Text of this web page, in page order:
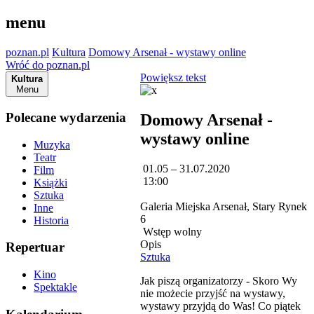
menu
poznan.pl Kultura Domowy Arsenał - wystawy online
Wróć do poznan.pl
Kultura
Menu
Polecane wydarzenia
Muzyka
Teatr
Film
Książki
Sztuka
Inne
Historia
Repertuar
Kino
Spektakle
Powiększ tekst
Domowy Arsenał -
wystawy online
01.05 – 31.07.2020
13:00
Galeria Miejska Arsenał, Stary Rynek
6
Wstęp wolny
Opis
Sztuka
Jak piszą organizatorzy - Skoro Wy
nie możecie przyjść na wystawy,
wystawy przyjdą do Was! Co piątek